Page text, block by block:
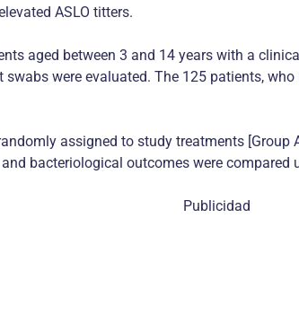
ASLO titters.
aged between 3 and 14 years with a
were evaluated. The 125 patients,
assigned to study treatments
bacteriological outcomes were compared
Publicidad